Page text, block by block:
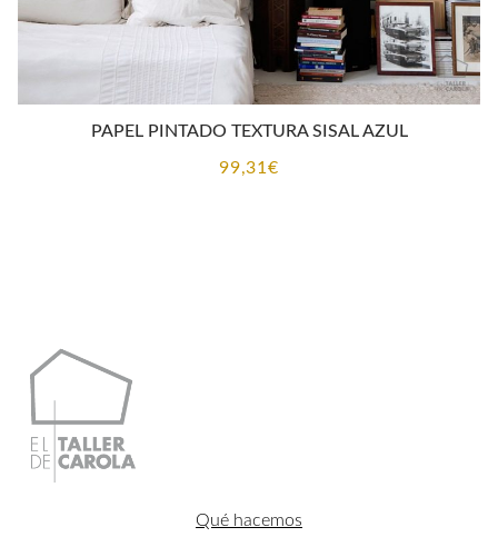
PAPEL PINTADO TEXTURA SISAL AZUL
99,31€
Qué hacemos